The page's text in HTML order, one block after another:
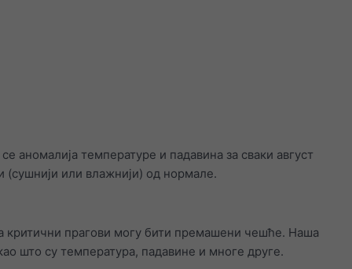
аномалија температуре и падавина за сваки август
(сушнији или влажнији) од нормале.
критични прагови могу бити премашени чешће. Наша
што су температура, падавине и многе друге.